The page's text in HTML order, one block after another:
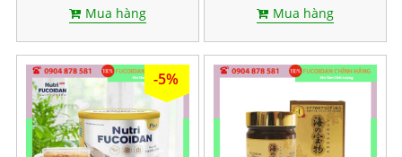
Mua hàng Mua hàng
-5%